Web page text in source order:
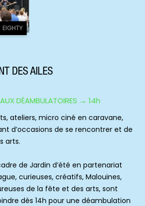
EIGHTY
DES AILES
DÉAMBULATOIRES → 14h
ateliers, micro ciné en caravane,
d’occasions de se rencontrer et de
arts.
de Jardin d’été en partenariat
curieuses, créatifs, Malouines,
de la fête et des arts, sont
dès 14h pour une déambulation